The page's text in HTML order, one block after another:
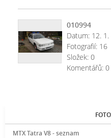
010994
Datum: 12. 1.
Fotografií: 16
Složek: 0
Komentářů: 0
MTX Tatra V8 - seznam